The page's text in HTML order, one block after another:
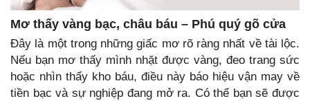
Mơ thấy vàng bạc, châu báu – Phú quý gõ cửa
Đây là một trong những giấc mơ rõ ràng nhất về tài lộc.
Nếu bạn mơ thấy mình nhặt được vàng, đeo trang sức
hoặc nhìn thấy kho báu, điều này báo hiệu vận may về
tiền bạc và sự nghiệp đang mở ra. Có thể bạn sẽ được